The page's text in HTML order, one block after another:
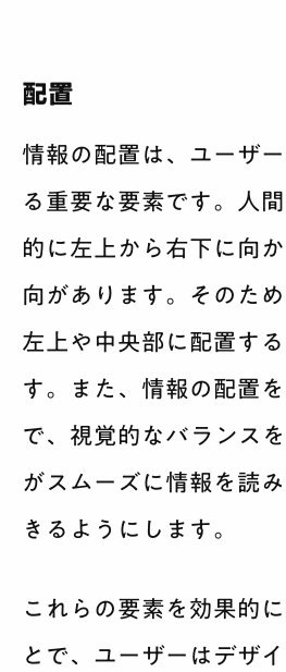
配置
情報の配置は、ユーザ
る重要な要素です。人
的に左上から右下に向
向があります。そのた
左上や中央部に配置す
す。また、情報の配置
で、視覚的なバランス
がスムーズに情報を読
きるようにします。
これらの要素を効果的
とで、ユーザーはデザ